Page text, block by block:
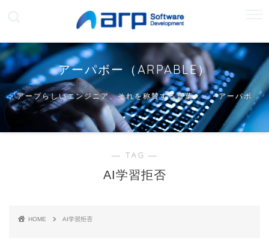
アーパボー（ARPABLE）
アープらしいエンジニア、それを称賛する言葉・・・アーパボ
ー
― TAG ―
AI学習拒否
HOME AI学習拒否